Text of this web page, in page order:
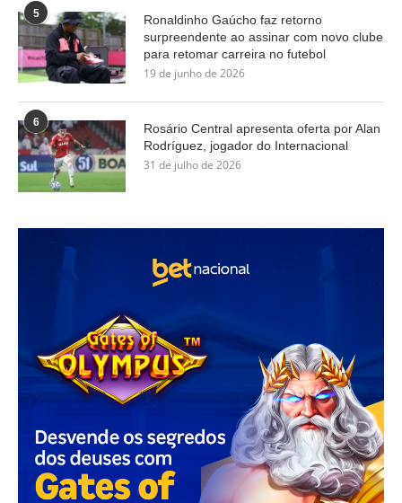
5
Ronaldinho Gaúcho faz retorno
surpreendente ao assinar com novo clube
para retomar carreira no futebol
19 de junho de 2026
6
Rosário Central apresenta oferta por Alan
Rodríguez, jogador do Internacional
31 de julho de 2026